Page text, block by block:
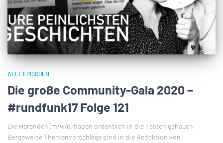
ALLE EPISODEN
Die große Community-Gala 2020 –
#rundfunk17 Folge 121
Die Hörenden (m/w/d) haben ordentlich in die Tasten gehauen.
Bergeweise Themenvorschläge sind in die Redaktion von